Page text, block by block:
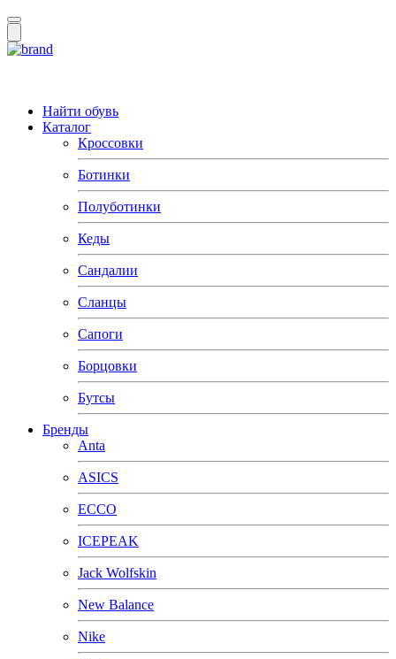
Найти обувь
Каталог
Кроссовки
Ботинки
Полуботинки
Кеды
Сандалии
Сланцы
Сапоги
Борцовки
Бутсы
Бренды
Anta
ASICS
ECCO
ICEPEAK
Jack Wolfskin
New Balance
Nike